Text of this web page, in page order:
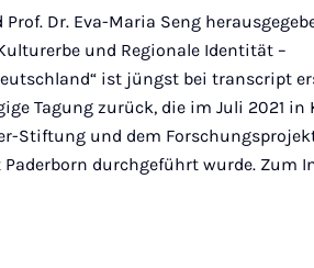
Dr. Eva-Maria Seng
und Regionale Identität –
ist jüngst bei transcript
Tagung zurück, die im Juli 2021 in
Stiftung und dem
Paderborn durchgeführt wurde. Zum